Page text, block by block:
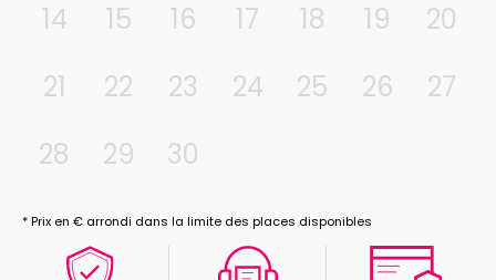
14 15 16 17 18 19
20
21
22 23 24 25 26
27
28
29 30
* Prix en € arrondi dans la limite des places disponibles